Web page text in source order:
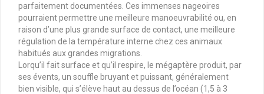
parfaitement documentées. Ces immenses nageoires
pourraient permettre une meilleure manoeuvrabilité ou, en
raison d’une plus grande surface de contact, une meilleure
régulation de la température interne chez ces animaux
habitués aux grandes migrations.
Lorqu’il fait surface et qu’il respire, le mégaptère produit, par
ses évents, un souffle bruyant et puissant, généralement
bien visible, qui s’élève haut au dessus de l’océan (1,5 à 3